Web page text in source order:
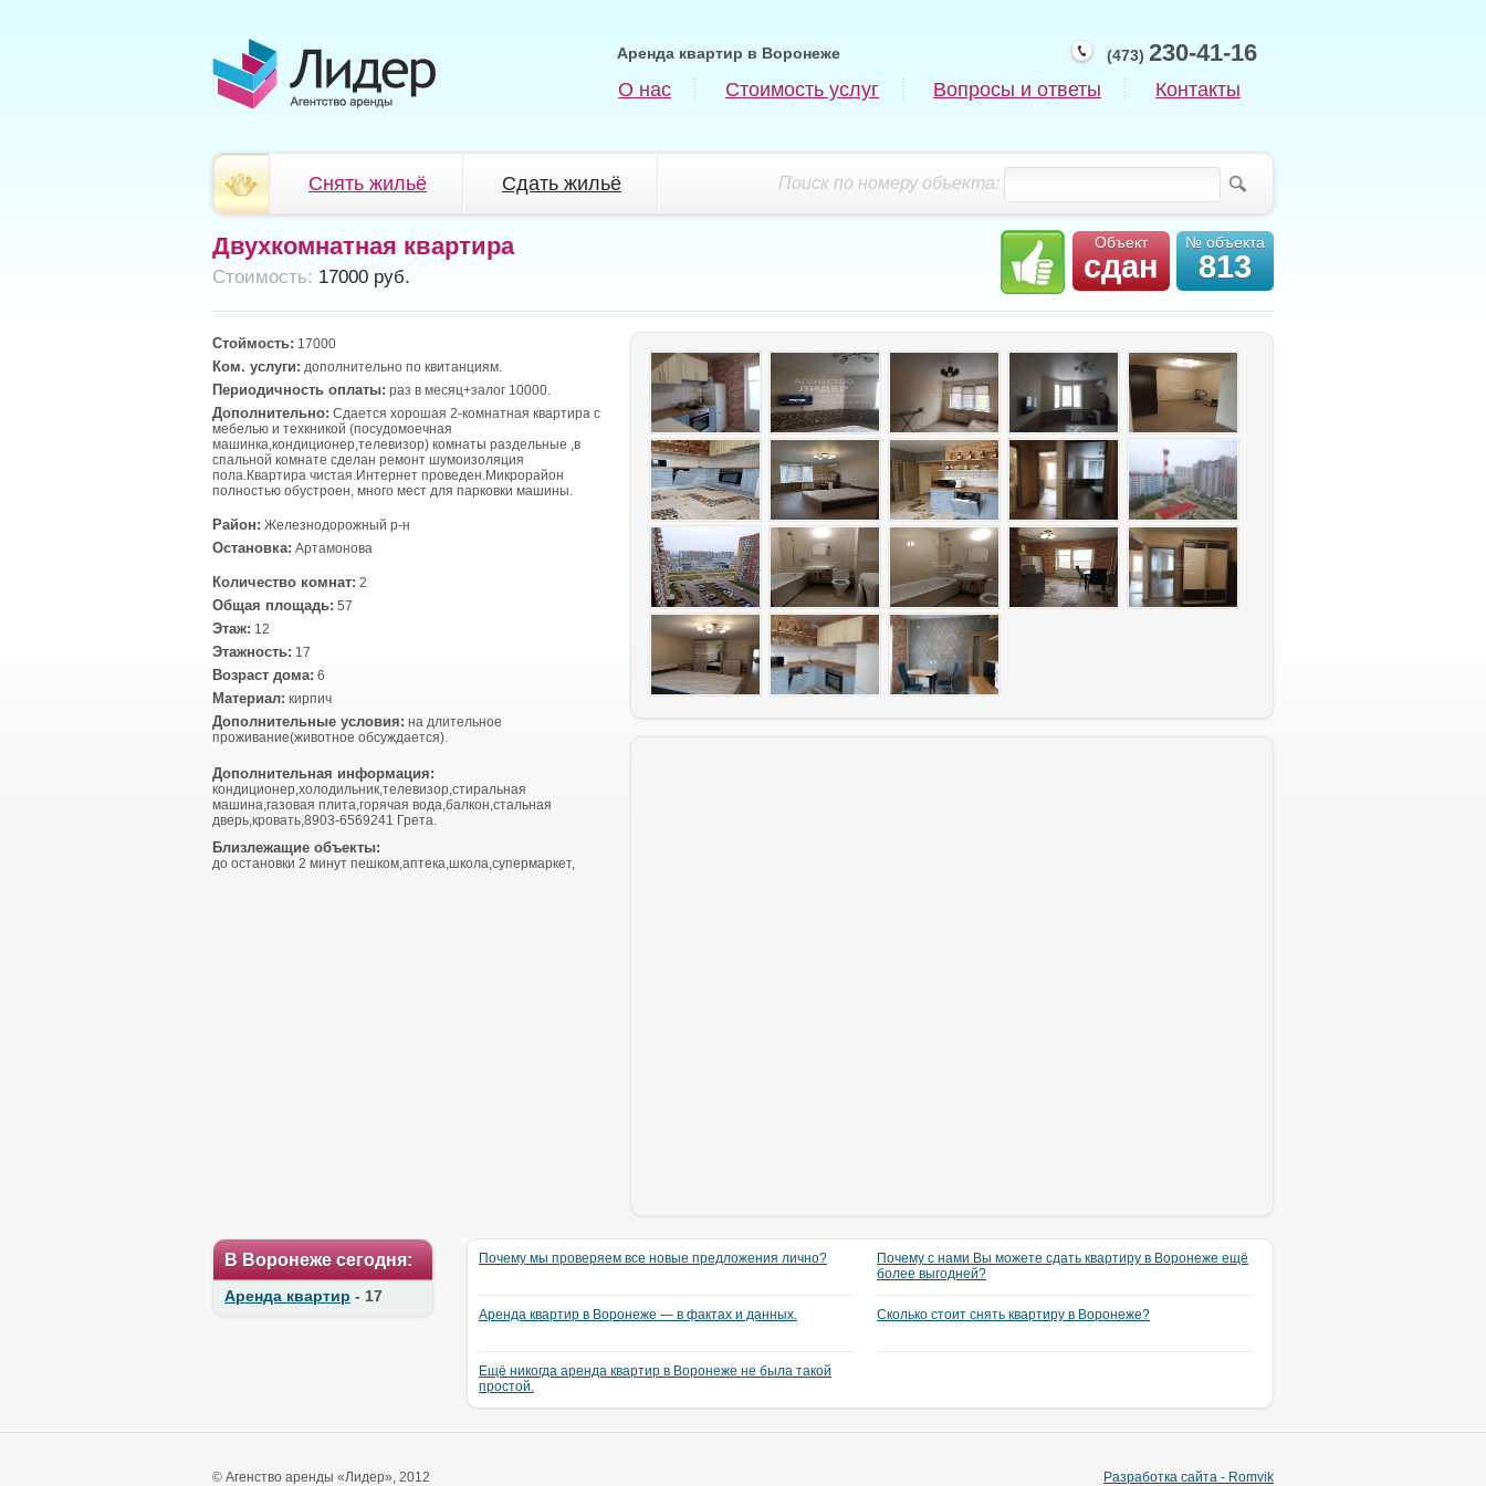
(473) 230-41-16
Аренда квартир в Воронеже
О нас Стоимость услуг Вопросы и ответы Контакты
Поиск по номеру объекта:
Снять жильё Сдать жильё
Объект
сдан
№ объекта
813
Двухкомнатная квартира
Cтоимость: 17000 руб.
Стоймость: 17000
Ком. услуги: дополнительно по квитанциям.
Периодичность оплаты: раз в месяц+залог 10000.
Дополнительно: Сдается хорошая 2-комнатная квартира с
мебелью и техкникой (посудомоечная
машинка,кондиционер,телевизор) комнаты раздельные ,в
спальной комнате сделан ремонт шумоизоляция
пола.Квартира чистая.Интернет проведен.Микрорайон
полностью обустроен, много мест для парковки машины.
Район: Железнодорожный р-н
Остановка: Артамонова
Количество комнат: 2
Общая площадь: 57
Этаж: 12
Этажность: 17
Возраст дома: 6
Материал: кирпич
Дополнительные условия: на длительное
проживание(животное обсуждается).
Дополнительная информация:
кондиционер,холодильник,телевизор,стиральная
машина,газовая плита,горячая вода,балкон,стальная
дверь,кровать,8903-6569241 Грета.
Близлежащие объекты:
до остановки 2 минут пешком,аптека,школа,супермаркет,
В Воронеже сегодня:
Аренда квартир - 17
Почему мы проверяем все новые предложения лично?
Аренда квартир в Воронеже — в фактах и данных.
Ещё никогда аренда квартир в Воронеже не была такой
простой.
Почему с нами Вы можете сдать квартиру в Воронеже ещё
более выгодней?
Сколько стоит снять квартиру в Воронеже?
© Агенство аренды «Лидер», 2012 Разработка сайта - Romvik